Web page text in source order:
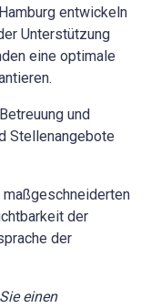
entwickeln
Unterstützung
eine optimale
und
Stellenangebote
der
der
einen